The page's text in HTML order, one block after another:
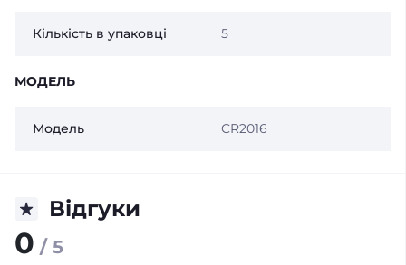
Кількість в упаковці 5
МОДЕЛЬ
Модель CR2016
Відгуки
0 / 5